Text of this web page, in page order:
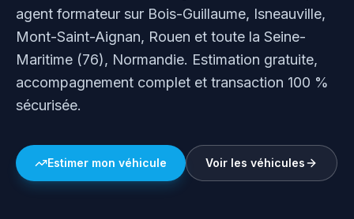
agent formateur sur Bois-Guillaume, Isneauville,
Mont-Saint-Aignan, Rouen et toute la Seine-
Maritime (76), Normandie. Estimation gratuite,
accompagnement complet et transaction 100 %
sécurisée.
Estimer mon véhicule Voir les véhicules